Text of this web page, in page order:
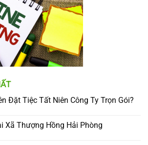
Đặt Tiệc Tất Niên Công Ty Trọn Gói?
Xã Thượng Hồng Hải Phòng